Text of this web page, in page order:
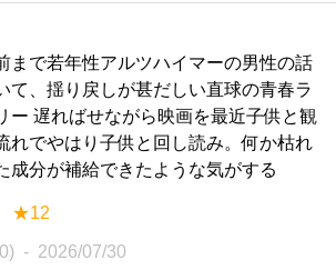
まで若年性アルツハイマーの男性の話
て、揺り戻しが甚だしい直球の青春ラ
ー 遅ればせながら映画を最近子供と観
れでやはり子供と回し読み。何か枯れ
成分が補給できたような気がする
★12
2026/07/30